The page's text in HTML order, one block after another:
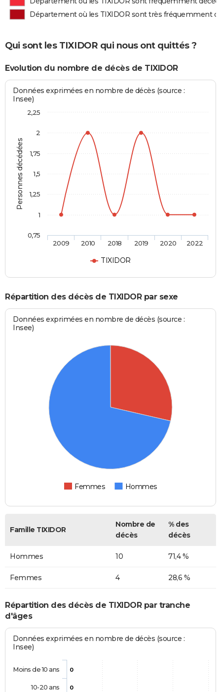
Département où les TIXIDOR sont très fréquemment
Qui sont les TIXIDOR qui nous ont quittés ?
Evolution du nombre de décès de TIXIDOR
Personnes décédées
Données exprimées en nombre de décès (source :
Insee)
TIXIDOR
2009 2010 2018 2019 2020 2022
0,75
1
1,25
1,5
1,75
2
2,25
Répartition des décès de TIXIDOR par sexe
Données exprimées en nombre de décès (source :
Insee)
Femmes Hommes
Famille TIXIDOR
Nombre de
décès
% des
décès
Hommes 10 71,4 %
Femmes 4 28,6 %
Répartition des décès de TIXIDOR par tranche
d'âges
Données exprimées en nombre de décès (source :
Insee)
0
0
Moins de 10 ans
10-20 ans